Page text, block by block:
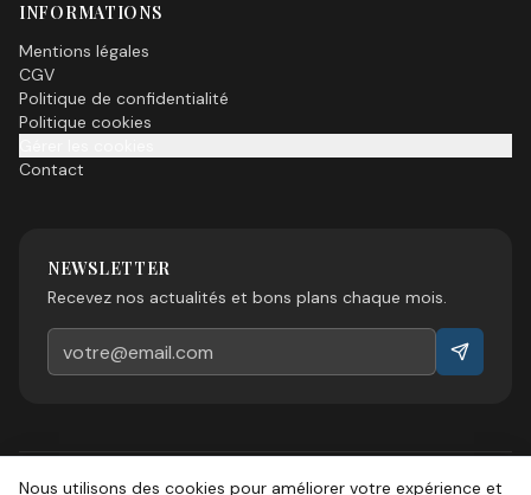
INFORMATIONS
Mentions légales
CGV
Politique de confidentialité
Politique cookies
Contact
NEWSLETTER
Recevez nos actualités et bons plans chaque mois.
Nous utilisons des cookies pour améliorer votre expérience et